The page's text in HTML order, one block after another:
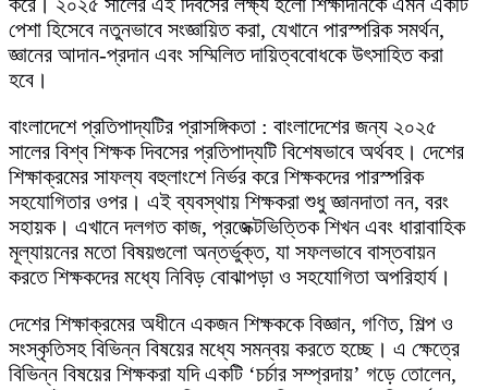
পেশা হিসেবে নতুনভাবে সংজ্ঞায়িত করা, যেখানে পারস্পরিক সমর্থন,
জ্ঞানের আদান-প্রদান এবং সম্মিলিত দায়িত্ববোধকে উৎসাহিত করা
হবে।
বাংলাদেশে প্রতিপাদ্যটির প্রাসঙ্গিকতা : বাংলাদেশের জন্য ২০২৫
সালের বিশ্ব শিক্ষক দিবসের প্রতিপাদ্যটি বিশেষভাবে অর্থবহ। দেশের
শিক্ষাক্রমের সাফল্য বহুলাংশে নির্ভর করে শিক্ষকদের পারস্পরিক
সহযোগিতার ওপর। এই ব্যবস্থায় শিক্ষকরা শুধু জ্ঞানদাতা নন, বরং
সহায়ক। এখানে দলগত কাজ, প্রজেক্টভিত্তিক শিখন এবং ধারাবাহিক
মূল্যায়নের মতো বিষয়গুলো অন্তর্ভুক্ত, যা সফলভাবে বাস্তবায়ন
করতে শিক্ষকদের মধ্যে নিবিড় বোঝাপড়া ও সহযোগিতা অপরিহার্য।
দেশের শিক্ষাক্রমের অধীনে একজন শিক্ষককে বিজ্ঞান, গণিত, শিল্প ও
সংস্কৃতিসহ বিভিন্ন বিষয়ের মধ্যে সমন্বয় করতে হচ্ছে। এ ক্ষেত্রে
বিভিন্ন বিষয়ের শিক্ষকরা যদি একটি ‘চর্চার সম্প্রদায়’ গড়ে তোলেন,